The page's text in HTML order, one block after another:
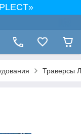
Траверсы